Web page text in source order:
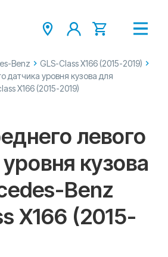
Benz
GLS-Class X166 (2015-2019)
датчика уровня кузова для
X166 (2015-2019)
левого
кузова
Benz
X166 (2015-